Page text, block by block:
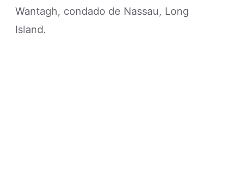
Wantagh, condado de Nassau, Long
Island.